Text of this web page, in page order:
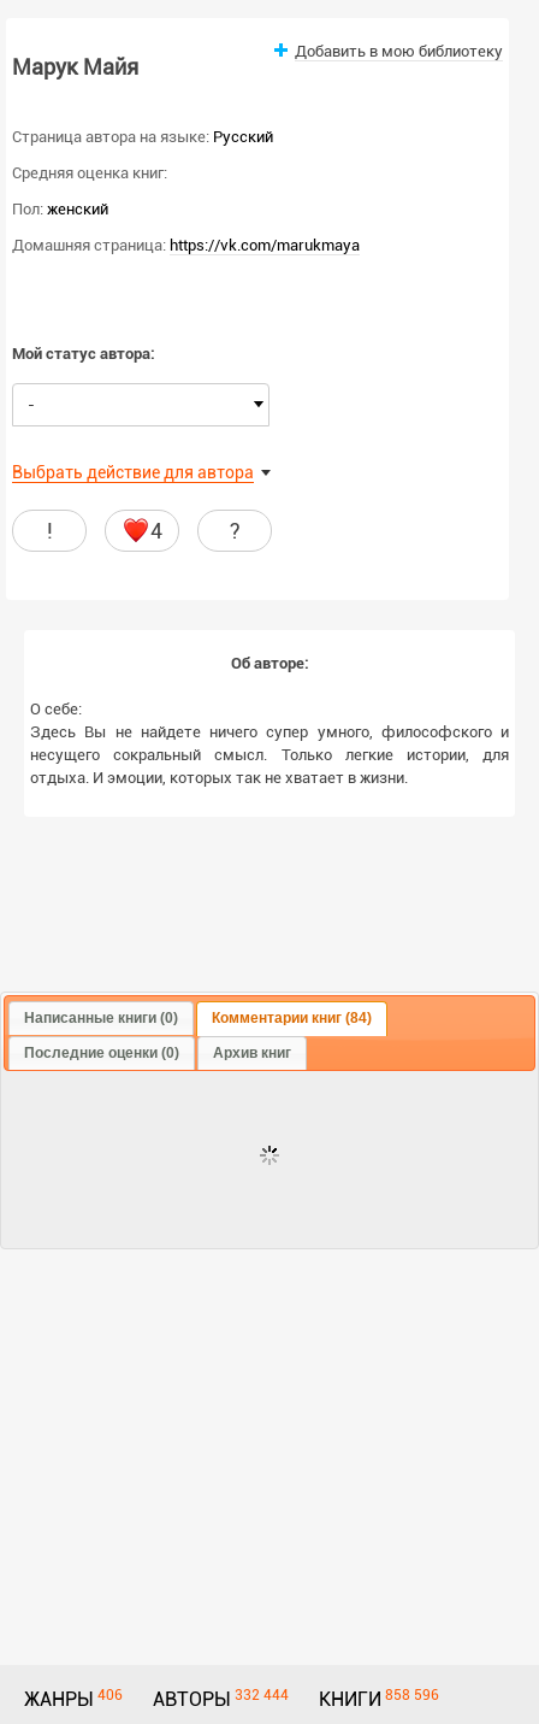
Марук Майя
Добавить в мою библиотеку
Страница автора на языке: Русский
Средняя оценка книг:
Пол: женский
Домашняя страница: https://vk.com/marukmaya
Мой статус автора:
-
Выбрать действие для автора
! 4 ?
Об авторе:
О себе:
Здесь Вы не найдете ничего супер умного, философского и
несущего сокральный смысл. Только легкие истории, для
отдыха. И эмоции, которых так не хватает в жизни.
Написанные книги (0) Комментарии книг (84)
Последние оценки (0) Архив книг
ЖАНРЫ 406 АВТОРЫ 332 444 КНИГИ 858 596